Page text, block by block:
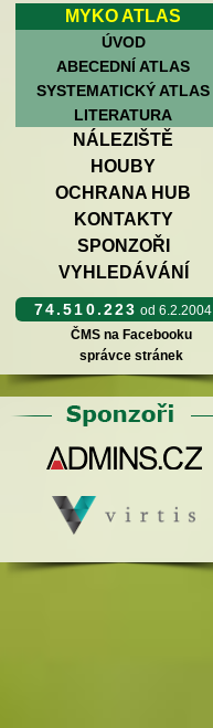
MYKO ATLAS
ÚVOD
ABECEDNÍ ATLAS
SYSTEMATICKÝ ATLAS
LITERATURA
NÁLEZIŠTĚ
HOUBY
OCHRANA HUB
KONTAKTY
SPONZOŘI
VYHLEDÁVÁNÍ
74.510.223 od 6.2.2004
ČMS na Facebooku
správce stránek